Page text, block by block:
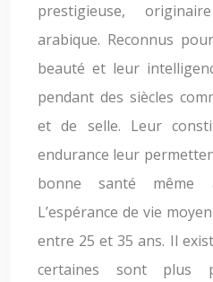
prestigieuse,
arabique. Reconnus
beauté et leur
pendant des siècles
et de selle. Leur
endurance leur
bonne santé
L’espérance de vie
entre 25 et 35 ans. Il
certaines sont plus